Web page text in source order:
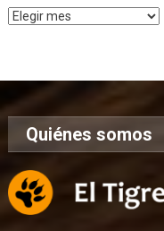
Archivo
Quiénes somos